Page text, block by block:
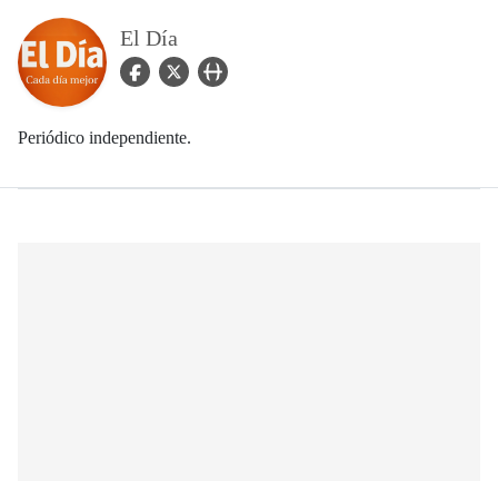
El Día
facebook Icon
twitter Iconuser_url Icon
Periódico independiente.